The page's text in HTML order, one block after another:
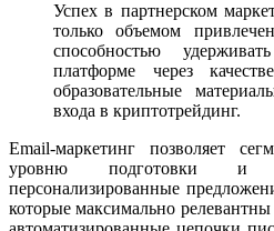
Успех в партнерском
только объемом
способностью
платформе через
образовательные
входа в криптотрейдинг.
Email-маркетинг позволяет
уровню подготовки и
персонализированные
которые максимально